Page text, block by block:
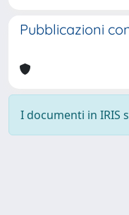
Pubblicazioni
I documenti in IRIS